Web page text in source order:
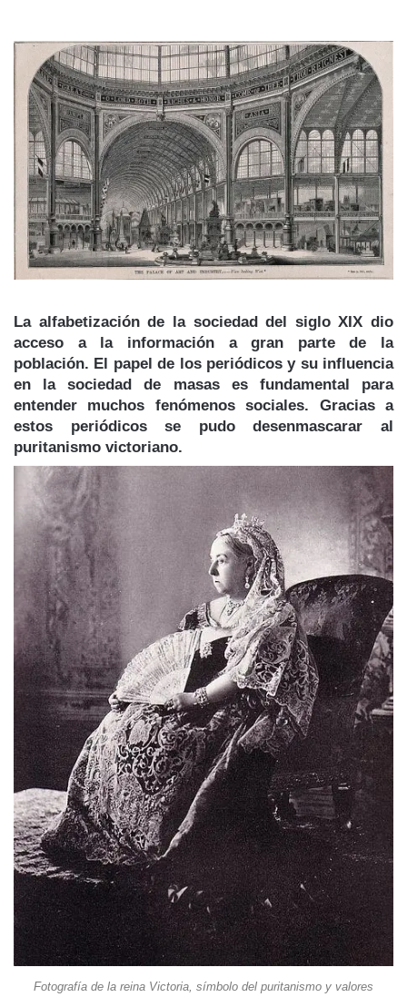
La alfabetización de la sociedad del siglo XIX dio
acceso a la información a gran parte de la
población. El papel de los periódicos y su influencia
en la sociedad de masas es fundamental para
entender muchos fenómenos sociales. Gracias a
estos periódicos se pudo desenmascarar al
puritanismo victoriano.
Fotografía de la reina Victoria, símbolo del puritanismo y valores